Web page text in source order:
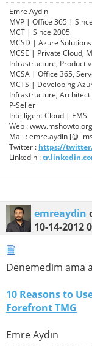
Emre Aydın
MVP | Office 365 |
MCT | Since 2005
MCSD | Azure
MCSE | Private Cloud,
Infrastructure,
MCSA | Office 365,
MCTS | Developing
Infrastructure,
P-Seller
Intelligent Cloud | EMS
Web : www.mshowto.org
Mail : emre.aydin [@]
Twitter : https://
Linkedin :
emreaydin
10-14-2012
Denemedim ama
10 Reasons to
Forefront TMG
Emre Aydın